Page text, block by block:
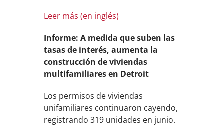
Leer más (en inglés)
Informe: A medida que suben las
tasas de interés, aumenta la
construcción de viviendas
multifamiliares en Detroit
Los permisos de viviendas
unifamiliares continuaron cayendo,
registrando 319 unidades en junio.